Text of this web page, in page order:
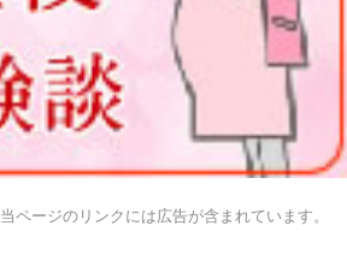
当ページのリンクには広告が含まれています。